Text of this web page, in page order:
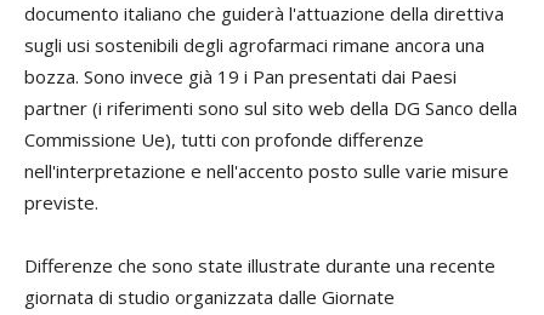
documento italiano che guiderà l'attuazione della direttiva
sugli usi sostenibili degli agrofarmaci rimane ancora una
bozza. Sono invece già 19 i Pan presentati dai Paesi
partner (i riferimenti sono sul sito web della DG Sanco della
Commissione Ue), tutti con profonde differenze
nell'interpretazione e nell'accento posto sulle varie misure
previste.
Differenze che sono state illustrate durante una recente
giornata di studio organizzata dalle Giornate